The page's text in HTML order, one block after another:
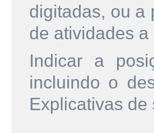
digitadas, ou a
de atividades
Indicar a
incluindo o
Explicativas